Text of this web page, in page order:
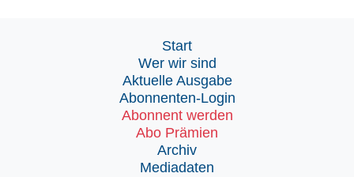
Start
Wer wir sind
Aktuelle Ausgabe
Abonnenten-Login
Abonnent werden
Abo Prämien
Archiv
Mediadaten